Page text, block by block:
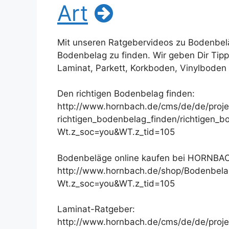
Art
Mit unseren Ratgebervideos zu
Bodenbelag zu finden. Wir geben Dir
Laminat, Parkett, Korkboden,
Den richtigen Bodenbelag finden:
http://www.hornbach.de/cms/de/de/
richtigen_bodenbelag_finden/
Wt.z_soc=you&WT.z_tid=105
Bodenbeläge online kaufen bei
http://www.hornbach.de/shop/
Wt.z_soc=you&WT.z_tid=105
Laminat-Ratgeber:
http://www.hornbach.de/cms/de/de/